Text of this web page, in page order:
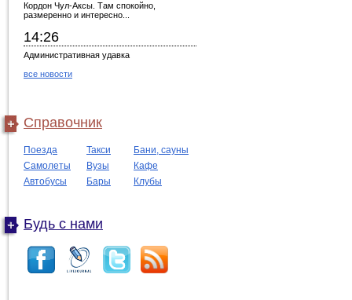
Кордон Чул-Аксы. Там спокойно,
размеренно и интересно...
14:26
Административная удавка
все новости
Справочник
Поезда Такси
Бани, сауны
Самолеты
Вузы
Кафе
Автобусы
Бары Клубы
Будь с нами